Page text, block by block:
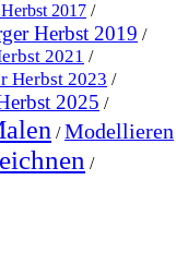
2017 /
Herbst 2019 /
2021 /
Herbst 2023 /
2025 /
/Modellieren
/